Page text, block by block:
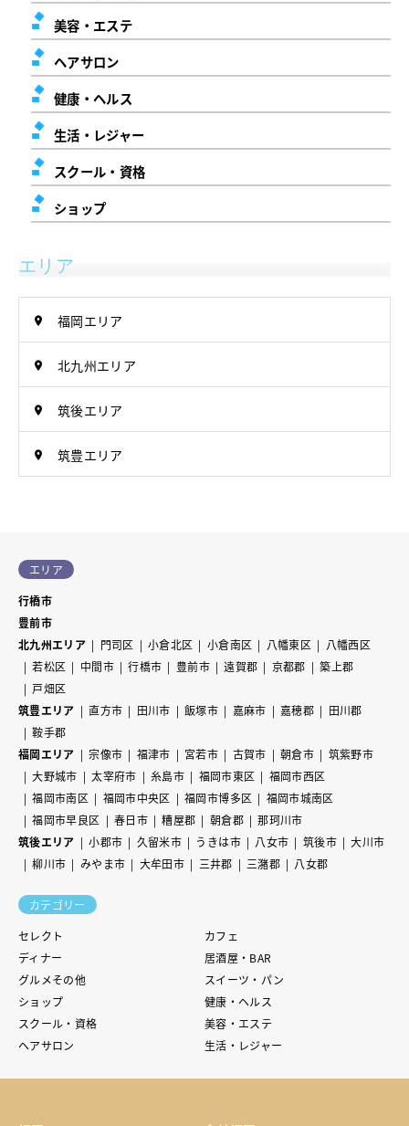
美容・エステ
ヘアサロン
健康・ヘルス
生活・レジャー
スクール・資格
ショップ
エリア
福岡エリア
北九州エリア
筑後エリア
筑豊エリア
エリア
行橋市
豊前市
北九州エリア
門司区 小倉北区 小倉南区 八幡東区
八幡西区
若松区
中間市 行橋市 豊前市 遠賀郡 京都郡
築上郡
戸畑区
筑豊エリア
直方市 田川市 飯塚市 嘉麻市 嘉穂郡
田川郡
鞍手郡
福岡エリア
宗像市 福津市 宮若市 古賀市 朝倉市
筑紫野市
大野城市
太宰府市 糸島市 福岡市東区
福岡市西区
福岡市南区
福岡市中央区 福岡市博多区
福岡市城南区
福岡市早良区
春日市 糟屋郡 朝倉郡
那珂川市
筑後エリア
小郡市 久留米市 うきは市 八女市 筑後市
大川市
柳川市
みやま市 大牟田市 三井郡 三潴郡 八女郡
カテゴリー
セレクト
カフェ
ディナー
居酒屋・BAR
グルメその他
スイーツ・パン
ショップ
健康・ヘルス
スクール・資格
美容・エステ
ヘアサロン
生活・レジャー